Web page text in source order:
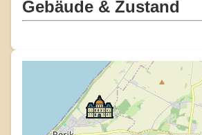
Gebäude & Zustand